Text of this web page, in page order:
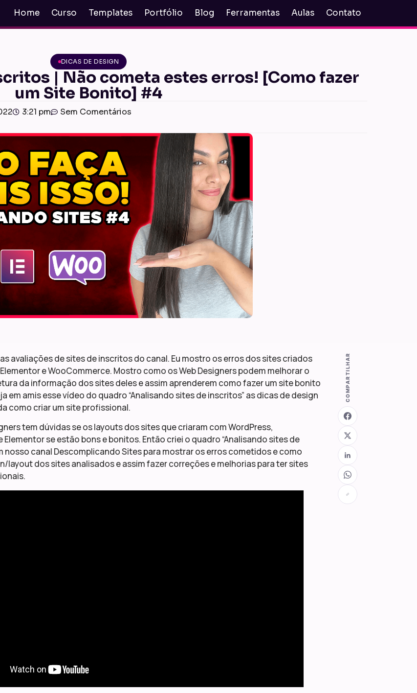
Home Curso Templates Portfólio Blog Ferramentas Aulas Contato
DICAS DE DESIGN
| Não cometa estes erros! [Como fazer
um Site Bonito] #4
3:21 pm Sem Comentários
avaliações de sites de inscritos do canal. Eu mostro os erros dos sites criados
e WooCommerce. Mostro como os Web Designers podem melhorar o
da informação dos sites deles e assim aprenderem como fazer um site bonito
em amis esse vídeo do quadro “Analisando sites de inscritos” as dicas de design
como criar um site profissional.
tem dúvidas se os layouts dos sites que criaram com WordPress,
Elementor se estão bons e bonitos. Então criei o quadro “Analisando sites de
nosso canal Descomplicando Sites para mostrar os erros cometidos e como
layout dos sites analisados e assim fazer correções e melhorias para ter sites
COMPARTILHAR